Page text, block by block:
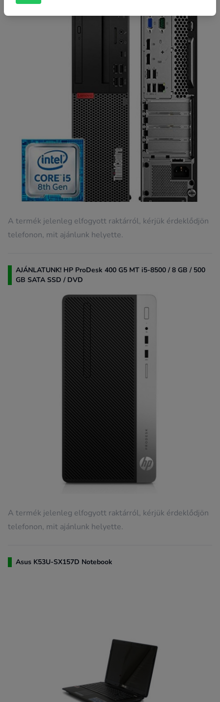
A termék jelenleg elfogyott raktárról, kérjük érdeklődjön
telefonon, mit ajánlunk helyette.
AJÁNLATUNK! HP ProDesk 400 G5 MT i5-8500 / 8 GB / 500
GB SATA SSD / DVD
A termék jelenleg elfogyott raktárról, kérjük érdeklődjön
telefonon, mit ajánlunk helyette.
Asus K53U-SX157D Notebook